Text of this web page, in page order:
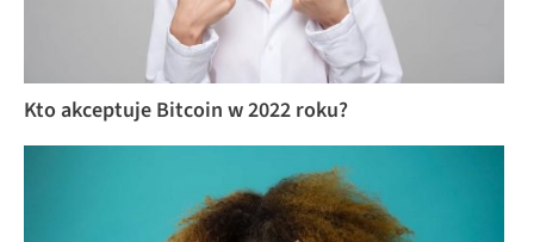
Kto akceptuje Bitcoin w 2022 roku?